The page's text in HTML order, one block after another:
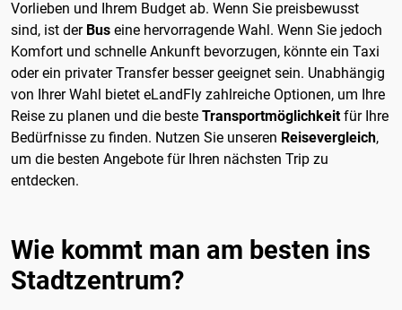
Vorlieben und Ihrem Budget ab. Wenn Sie preisbewusst
sind, ist der Bus eine hervorragende Wahl. Wenn Sie jedoch
Komfort und schnelle Ankunft bevorzugen, könnte ein Taxi
oder ein privater Transfer besser geeignet sein. Unabhängig
von Ihrer Wahl bietet eLandFly zahlreiche Optionen, um Ihre
Reise zu planen und die beste Transportmöglichkeitfür Ihre
Bedürfnisse zu finden. Nutzen Sie unseren Reisevergleich,
um die besten Angebote für Ihren nächsten Trip zu
entdecken.
Wie kommt man am besten ins
Stadtzentrum?